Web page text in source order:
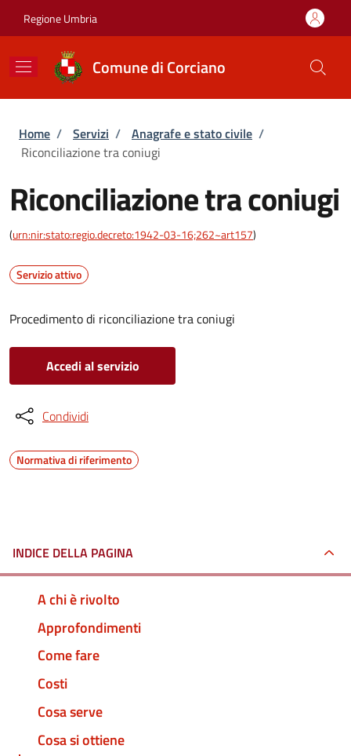
Regione Umbria
Comune di Corciano
Briciole di pane
Home / Servizi / Anagrafe e stato civile /
Riconciliazione tra coniugi
Riconciliazione tra coniugi
(urn:nir:stato:regio.decreto:1942-03-16;262~art157)
Servizio attivo
Procedimento di riconciliazione tra coniugi
Accedi al servizio
Condividi
Normativa di riferimento
INDICE DELLA PAGINA
A chi è rivolto
Approfondimenti
Come fare
Costi
Cosa serve
Cosa si ottiene